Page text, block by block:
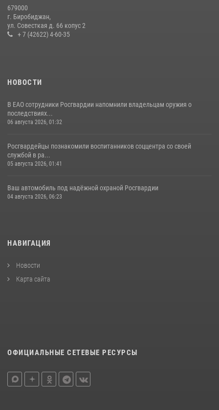
Росгвардии в ЕАО
08 июля 2026, 04:54
679000
г. Биробиджан,
ул. Совесткая д. 66 копус 2
+ 7 (42622) 4-60-35
НОВОСТИ
В ЕАО сотрудники Росгвардии напомнили владельцам оружия о
последствиях...
06 августа 2026, 01:32
Росгвардейцы познакомили воспитанников соццентра со своей
службой в ра...
05 августа 2026, 01:41
Ваш автомобиль под надёжной охраной Росгвардии
04 августа 2026, 06:23
НАВИГАЦИЯ
Новости
Карта сайта
ОФИЦИАЛЬНЫЕ СЕТЕВЫЕ РЕСУРСЫ